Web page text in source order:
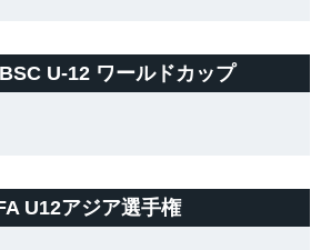
U-12 ワールドカップ
U12アジア選手権